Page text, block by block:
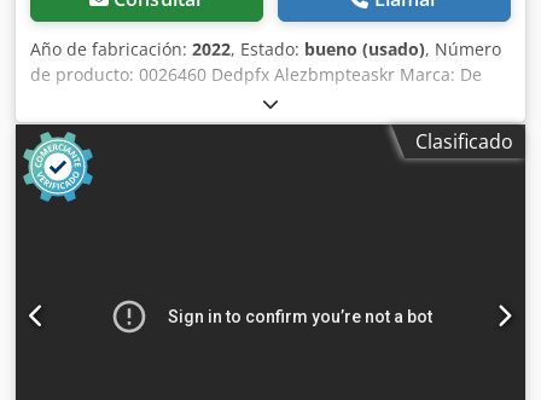
Año de fabricación: 2022, Estado: bueno (usado), Número
de producto: 0026460 Dedpfx Alezbmpteaskr Marca: De
Kuiper Modelo: Soror Categoría del producto: Freidoras
Longitud: 2700 mm Anchura: 920 mm Altura: 1800 mm
Tensión de conexión (V): 400 Potencia (W): 47150 Año de
fabricación: 2022 Equipado con sistema de filtrado de
grasa. Incluye 3 cubas (1x ORE440 y 2x ORE540) y bandeja
Clasificado